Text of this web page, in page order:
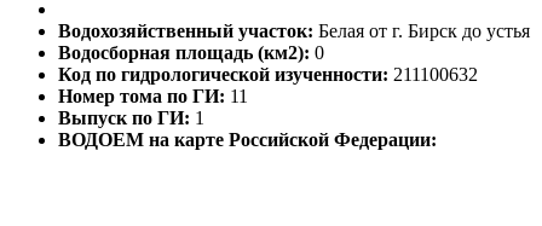
Водохозяйственный участок: Белая от г. Бирск до устья
Водосборная площадь (км2): 0
Код по гидрологической изученности: 211100632
Номер тома по ГИ: 11
Выпуск по ГИ: 1
ВОДОЕМ на карте Российской Федерации: